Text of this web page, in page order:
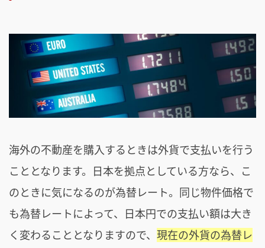
海外の不動産を購入するときは外貨で支払いを行う
こととなります。日本を拠点としている方なら、こ
のときに気になるのが為替レート。同じ物件価格で
も為替レートによって、日本円での支払い額は大き
く変わることとなりますので、 現在の外貨の為替レ